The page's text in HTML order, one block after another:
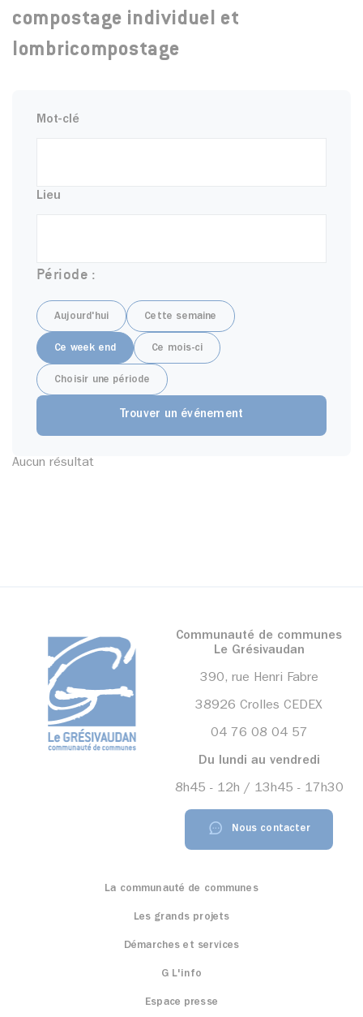
compostage individuel et
lombricompostage
Mot-clé
Lieu
Période :
Aujourd'hui Cette semaine
Ce week end Ce mois-ci
Choisir une période
Aucun résultat
Communauté de communes
Le Grésivaudan
390, rue Henri Fabre
38926 Crolles CEDEX
04 76 08 04 57
Du lundi au vendredi
8h45 - 12h / 13h45 - 17h30
Nous contacter
La communauté de communes
Les grands projets
Démarches et services
G L'info
Espace presse